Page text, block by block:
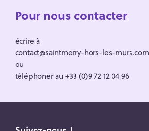
Pour nous contacter
écrire à
contact@saintmerry-hors-les-murs.com
ou
téléphoner au +33 (0)9 72 12 04 96